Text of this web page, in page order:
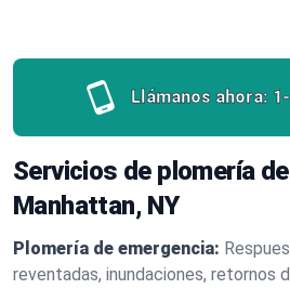
Llámanos ahora:
Servicios de plomería
Manhattan, NY
Plomería de emergencia:
reventadas, inundaciones, retornos